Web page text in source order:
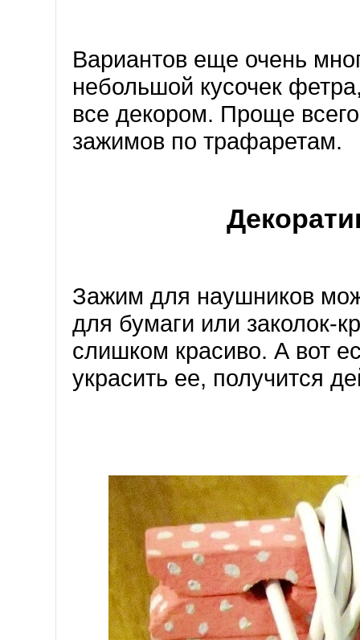
Вариантов еще очень
небольшой кусочек
все декором. Проще
зажимов по трафаретам.
Зажим для наушников
для бумаги или заколок-
слишком красиво. А вот
украсить ее, получится